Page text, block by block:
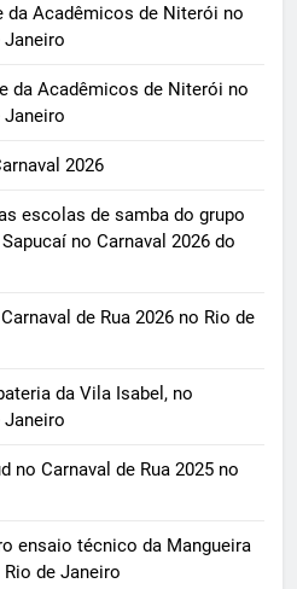
da Acadêmicos de Niterói no
Janeiro
da Acadêmicos de Niterói no
Janeiro
2026
escolas de samba do grupo
no Carnaval 2026 do
de Rua 2026 no Rio de
da Vila Isabel, no
Janeiro
no Carnaval de Rua 2025 no
ensaio técnico da Mangueira
de Janeiro